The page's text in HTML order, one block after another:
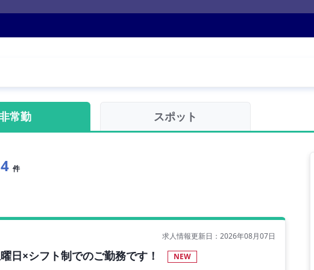
常勤 スポット
件
求人情報更新日：2026年08月07日
×シフト制でのご勤務です！ NEW